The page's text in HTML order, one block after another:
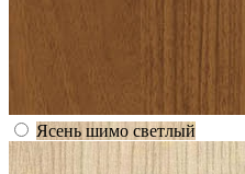
Ясень шимо светлый